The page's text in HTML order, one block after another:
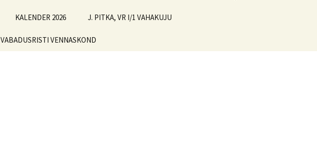
KALENDER 2026 J. PITKA, VR I/1 VAHAKUJU
VABADUSRISTI VENNASKOND